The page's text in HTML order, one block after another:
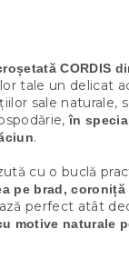
CORDIS
tale un delicat
sale naturale,
în
.
cu o buclă
pe brad,
perfect atât
motive naturale